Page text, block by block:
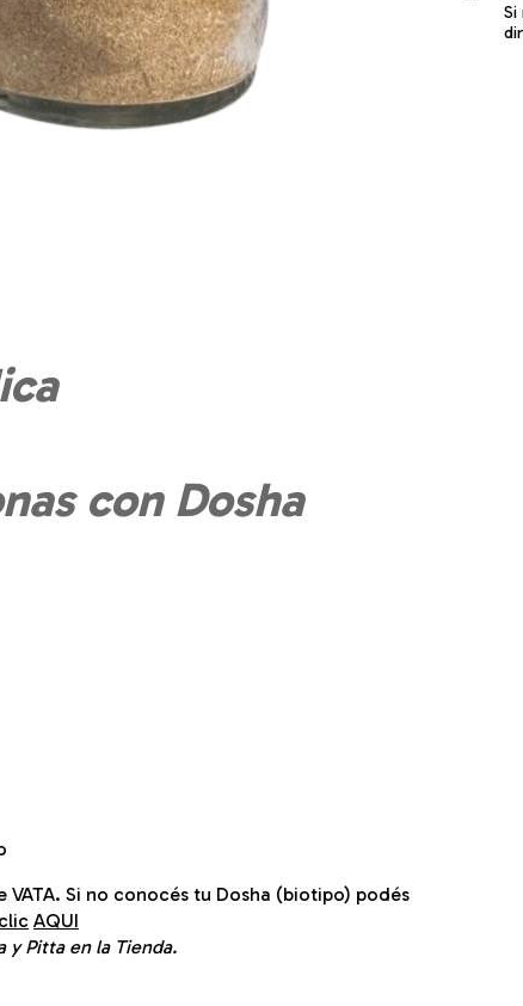
Si
con Dosha
Si no conocés tu Dosha (biotipo) podés
AQUI
y Pitta en la Tienda.